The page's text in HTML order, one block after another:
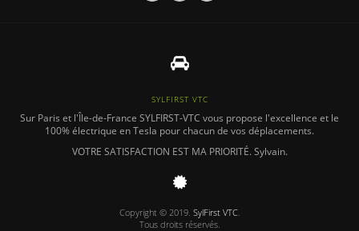
SYLFIRST VTC
Sur Paris et l'Île-de-France SYLFIRST-VTC vous propose l'excellence et le
100% électrique en Tesla pour chacun de vos déplacements.
VOTRE SATISFACTION EST MA PRIORITÉ.Sylvain.
Copyright © 2019. SylFirst VTC.
Tous droits réservés.